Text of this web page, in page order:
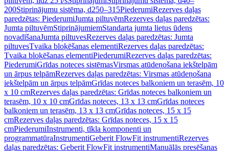
200Stiprinājumu sistēma, d250–315PiederumiRezerves daļas
paredzētas: PiederumiJumta piltuvēmRezerves daļas paredzētas:
Jumta piltuvēmStiprinājumiemStandarta jumta lietus ūdens
novadīšanaJumta piltuvesRezerves daļas paredzētas: Jumta
piltuvesTvaika bloķēšanas elementiRezerves daļas paredzētas:
Tvaika bloķēšanas elementiPiederumiRezerves daļas paredzētas:
PiederumiGrīdas noteces sistēmasVirsmas atūdeņošana iekštelpām
un ārpus telpāmRezerves daļas paredzētas: Virsmas atūdeņošana
iekštelpām un ārpus telpāmGrīdas noteces balkoniem un terasēm, 10
x 10 cmRezerves daļas paredzētas: Grīdas noteces balkoniem un
terasēm, 10 x 10 cmGrīdas noteces, 13 x 13 cmGrīdas noteces
balkoniem un terasēm, 13 x 13 cmGrīdas noteces, 15 x 15
cmRezerves daļas paredzētas: Grīdas noteces, 15 x 15
cmPiederumiInstrumenti, tīkla komponenti un
programmatūraInstrumentiGeberit FlowFit instrumentiRezerves
daļas paredzētas: Geberit FlowFit instrumentiManuālās presēšanas